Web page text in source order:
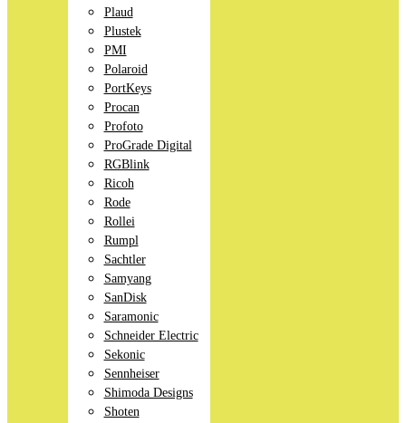
Plaud
Plustek
PMI
Polaroid
PortKeys
Procan
Profoto
ProGrade Digital
RGBlink
Ricoh
Rode
Rollei
Rumpl
Sachtler
Samyang
SanDisk
Saramonic
Schneider Electric
Sekonic
Sennheiser
Shimoda Designs
Shoten